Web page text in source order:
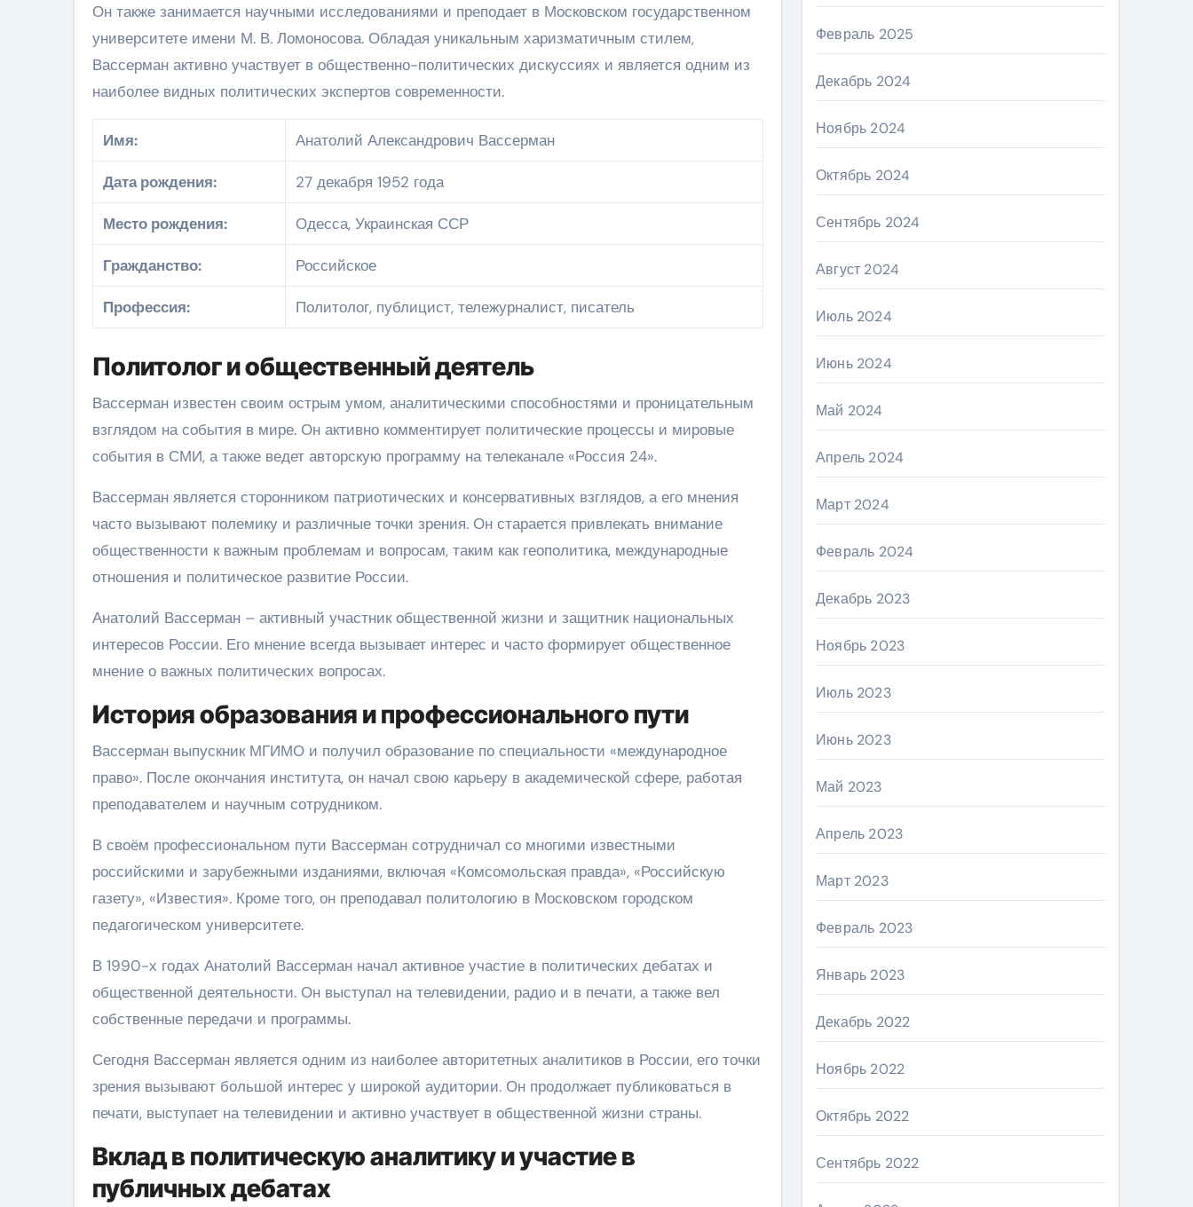
Он также занимается научными исследованиями и преподает в Московском государственном
университете имени М. В. Ломоносова. Обладая уникальным харизматичным стилем,
Вассерман активно участвует в общественно-политических дискуссиях и является одним из
наиболее видных политических экспертов современности.
Имя: Анатолий Александрович Вассерман
Дата рождения: 27 декабря 1952 года
Место рождения: Одесса, Украинская ССР
Гражданство: Российское
Профессия: Политолог, публицист, тележурналист, писатель
Политолог и общественный деятель
Вассерман известен своим острым умом, аналитическими способностями и проницательным
взглядом на события в мире. Он активно комментирует политические процессы и мировые
события в СМИ, а также ведет авторскую программу на телеканале «Россия 24».
Вассерман является сторонником патриотических и консервативных взглядов, а его мнения
часто вызывают полемику и различные точки зрения. Он старается привлекать внимание
общественности к важным проблемам и вопросам, таким как геополитика, международные
отношения и политическое развитие России.
Анатолий Вассерман – активный участник общественной жизни и защитник национальных
интересов России. Его мнение всегда вызывает интерес и часто формирует общественное
мнение о важных политических вопросах.
История образования и профессионального пути
Вассерман выпускник МГИМО и получил образование по специальности «международное
право». После окончания института, он начал свою карьеру в академической сфере, работая
преподавателем и научным сотрудником.
В своём профессиональном пути Вассерман сотрудничал со многими известными
российскими и зарубежными изданиями, включая «Комсомольская правда», «Российскую
газету», «Известия». Кроме того, он преподавал политологию в Московском городском
педагогическом университете.
В 1990-х годах Анатолий Вассерман начал активное участие в политических дебатах и
общественной деятельности. Он выступал на телевидении, радио и в печати, а также вел
собственные передачи и программы.
Сегодня Вассерман является одним из наиболее авторитетных аналитиков в России, его точки
зрения вызывают большой интерес у широкой аудитории. Он продолжает публиковаться в
печати, выступает на телевидении и активно участвует в общественной жизни страны.
Вклад в политическую аналитику и участие в
публичных дебатах
Февраль 2025
Декабрь 2024
Ноябрь 2024
Октябрь 2024
Сентябрь 2024
Август 2024
Июль 2024
Июнь 2024
Май 2024
Апрель 2024
Март 2024
Февраль 2024
Декабрь 2023
Ноябрь 2023
Июль 2023
Июнь 2023
Май 2023
Апрель 2023
Март 2023
Февраль 2023
Январь 2023
Декабрь 2022
Ноябрь 2022
Октябрь 2022
Сентябрь 2022